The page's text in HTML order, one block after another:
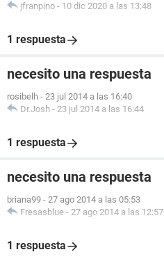
jfranpino - 10 dic 2020 a las 13:48
1 respuesta
necesito una respuesta
rosibelh - 23 jul 2014 a las 16:40
Dr.Josh - 23 jul 2014 a las 16:44
1 respuesta
necesito una respuesta
briana99 - 27 ago 2014 a las 05:53
Fresasblue - 27 ago 2014 a las 12:57
1 respuesta